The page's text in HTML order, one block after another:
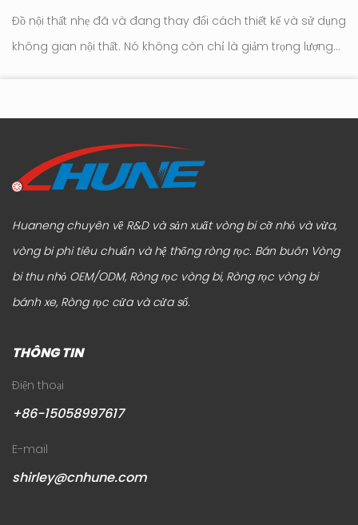
nội thất nhẹ đã và đang thay đổi cách thiết kế và sử dụng
gian nội thất. Nó không còn chỉ là giảm trọng lượng
Con lăn
Huaneng chuyên về R&D và sản xuất vòng bi cỡ nhỏ và vừa,
vòng bi phi tiêu chuẩn và hệ thống ròng rọc. Bán buôn Vòng
bi thu nhỏ OEM/ODM, Ròng rọc vòng bi, Ròng rọc vòng bi
bánh xe, Ròng rọc cửa và cửa sổ.
THÔNG TIN
Điện thoại
+86-15058997617
E-mail
shirley@cnhune.com